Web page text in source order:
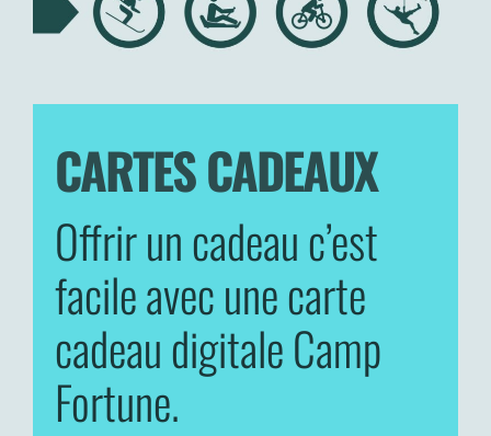
CARTES CADEAUX
Offrir un cadeau c’est
facile avec une carte
cadeau digitale Camp
Fortune.